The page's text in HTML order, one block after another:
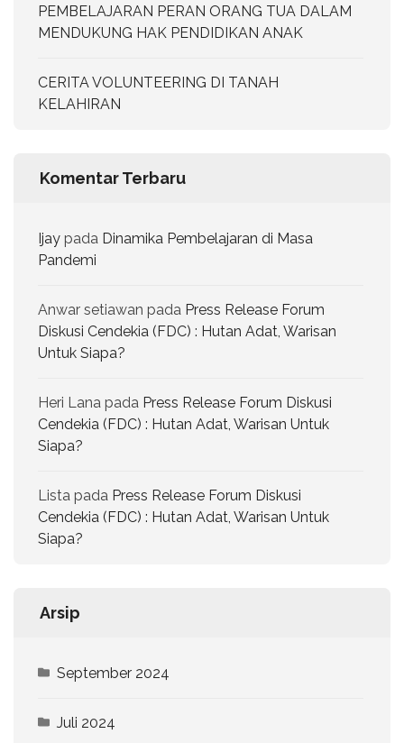
PEMBELAJARAN PERAN ORANG TUA DALAM
MENDUKUNG HAK PENDIDIKAN ANAK
CERITA VOLUNTEERING DI TANAH
KELAHIRAN
Komentar Terbaru
Ijay pada Dinamika Pembelajaran di Masa
Pandemi
Anwar setiawan pada Press Release Forum
Diskusi Cendekia (FDC) : Hutan Adat, Warisan
Untuk Siapa?
Heri Lana pada Press Release Forum Diskusi
Cendekia (FDC) : Hutan Adat, Warisan Untuk
Siapa?
Lista pada Press Release Forum Diskusi
Cendekia (FDC) : Hutan Adat, Warisan Untuk
Siapa?
Arsip
September 2024
Juli 2024